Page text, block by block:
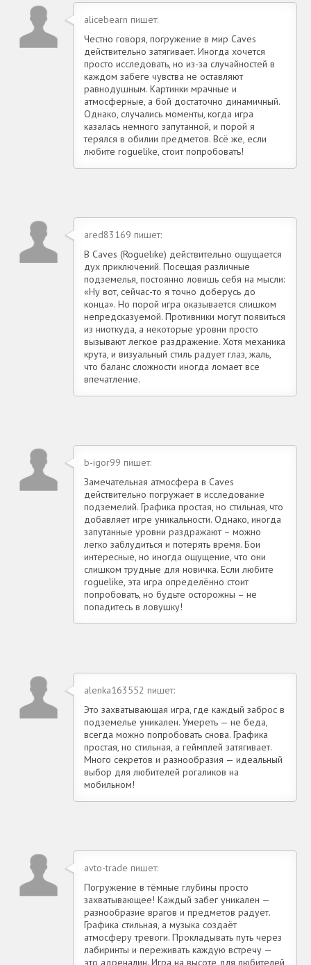
alicebearn пишет:
Честно говоря, погружение в мир Caves
действительно затягивает. Иногда хочется
просто исследовать, но из-за случайностей в
каждом забеге чувства не оставляют
равнодушным. Картинки мрачные и
атмосферные, а бой достаточно динамичный.
Однако, случались моменты, когда игра
казалась немного запутанной, и порой я
терялся в обилии предметов. Всё же, если
любите roguelike, стоит попробовать!
ared83169 пишет:
В Caves (Roguelike) действительно ощущается
дух приключений. Посещая различные
подземелья, постоянно ловишь себя на мысли:
«Ну вот, сейчас-то я точно доберусь до
конца». Но порой игра оказывается слишком
непредсказуемой. Противники могут появиться
из ниоткуда, а некоторые уровни просто
вызывают легкое раздражение. Хотя механика
крута, и визуальный стиль радует глаз, жаль,
что баланс сложности иногда ломает все
впечатление.
b-igor99 пишет:
Замечательная атмосфера в Caves
действительно погружает в исследование
подземелий. Графика простая, но стильная, что
добавляет игре уникальности. Однако, иногда
запутанные уровни раздражают – можно
легко заблудиться и потерять время. Бои
интересные, но иногда ощущение, что они
слишком трудные для новичка. Если любите
roguelike, эта игра определённо стоит
попробовать, но будьте осторожны – не
попадитесь в ловушку!
alenka163552 пишет:
Это захватывающая игра, где каждый заброс в
подземелье уникален. Умереть — не беда,
всегда можно попробовать снова. Графика
простая, но стильная, а геймплей затягивает.
Много секретов и разнообразия — идеальный
выбор для любителей рогаликов на
мобильном!
avto-trade пишет:
Погружение в тёмные глубины просто
захватывающее! Каждый забег уникален —
разнообразие врагов и предметов радует.
Графика стильная, а музыка создаёт
атмосферу тревоги. Прокладывать путь через
лабиринты и переживать каждую встречу —
это адреналин. Игра на высоте для любителей